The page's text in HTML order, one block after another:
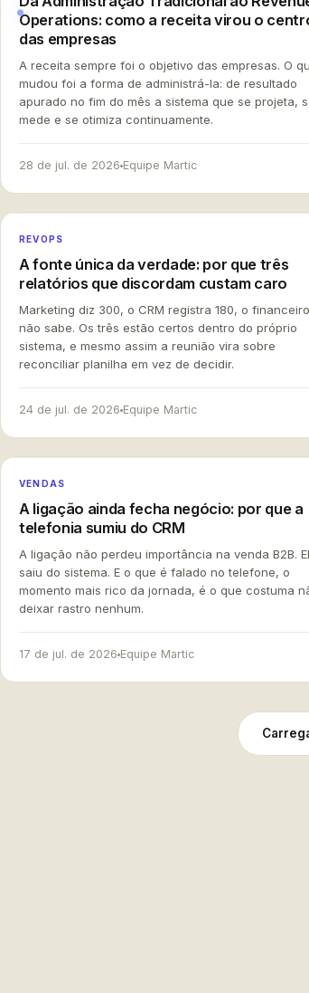
CLIQUE
Operations: como a receita virou o
das empresas
A receita sempre foi o objetivo das empresas. O
mudou foi a forma de administrá-la: de resultado
apurado no fim do mês a sistema que se projeta,
mede e se otimiza continuamente.
28 de jul. de 2026 Equipe Martic
300
marketing diz
REVOPS
A fonte única da verdade: por que três
relatórios que discordam custam caro
Marketing diz 300, o CRM registra 180, o financeiro
não sabe. Os três estão certos dentro do próprio
sistema, e mesmo assim a reunião vira sobre
reconciliar planilha em vez de decidir.
24 de jul. de 2026 Equipe Martic
VENDAS
A ligação ainda fecha negócio: por que a
telefonia sumiu do CRM
A ligação não perdeu importância na venda B2B.
saiu do sistema. E o que é falado no telefone, o
momento mais rico da jornada, é o que costuma
deixar rastro nenhum.
17 de jul. de 2026 Equipe Martic